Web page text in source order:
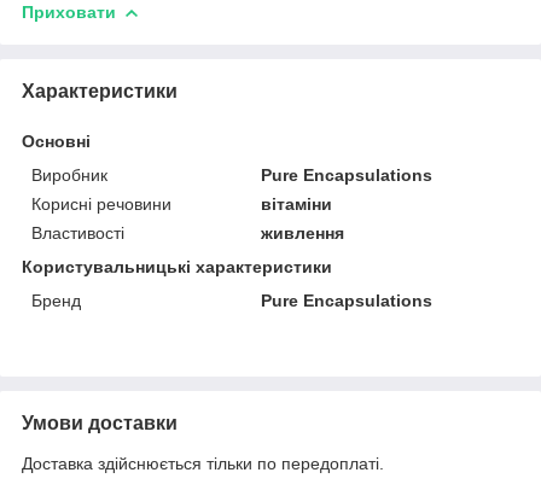
Приховати
Характеристики
Основні
Виробник
Pure Encapsulations
Корисні речовини
вітаміни
Властивості
живлення
Користувальницькі характеристики
Бренд
Pure Encapsulations
Умови доставки
Доставка здійснюється тільки по передоплаті.